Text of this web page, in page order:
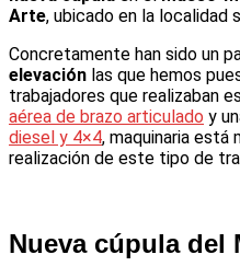
Arte, ubicado en la localidad
Concretamente han sido un
elevación las que hemos
trabajadores que realizaban
aérea de brazo articulado y
diesel y 4×4, maquinaria está
realización de este tipo de
Nueva cúpula del